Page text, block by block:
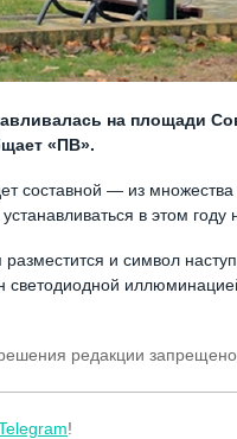
на площади
«ПВ».
составной — из
в этом году
и символ
светодиодной
редакции
!